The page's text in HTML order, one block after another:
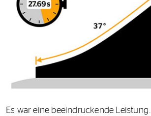
Es war eine beeindruckende Leistung.